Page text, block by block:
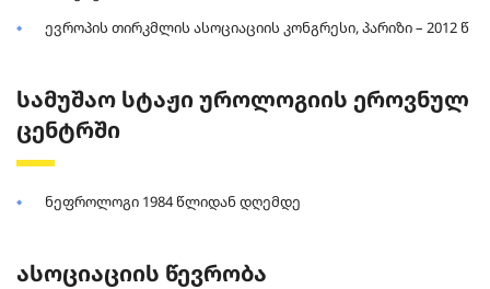
ევროპის თირკმლის ასოციაციის კონგრესი, პარიზი – 2012 წ
სამუშაო სტაჟი უროლოგიის ეროვნულ
ცენტრში
ნეფროლოგი 1984 წლიდან დღემდე
ასოციაციის წევრობა